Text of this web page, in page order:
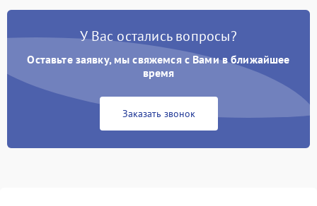
У Вас остались вопросы?
Оставьте заявку, мы свяжемся с Вами в ближайшее
время
Заказать звонок